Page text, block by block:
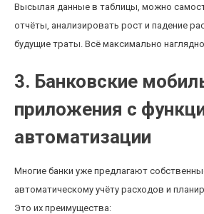
Высылая данные в таблицы, можно
отчёты, анализировать рост и падение
будущие траты. Всё максимально
3. Банковские
приложения с
автоматизации
Многие банки уже предлагают
автоматическому учёту расходов и
Это их преимущества: